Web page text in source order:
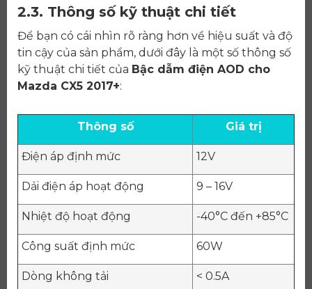
2.3. Thông số kỹ thuật chi tiết
Để bạn có cái nhìn rõ ràng hơn về hiệu suất và độ
tin cậy của sản phẩm, dưới đây là một số thông số
kỹ thuật chi tiết của Bậc dẫm điện AOD cho
Mazda CX5 2017+:
Thông số Giá trị
Điện áp định mức 12V
Dải điện áp hoạt động 9 – 16V
Nhiệt độ hoạt động -40°C đến +85°C
Công suất định mức 60W
Dòng không tải < 0.5A